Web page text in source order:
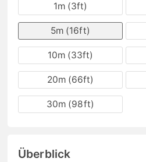
1m (3ft)
5m (16ft)
10m (33ft)
20m (66ft)
30m (98ft)
Überblick